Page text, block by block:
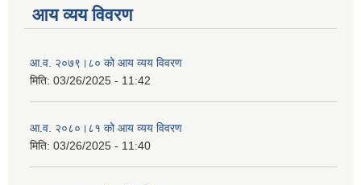
आय व्यय विवरण
आ.व. २०७९।८० को आय व्यय विवरण
मिति: 03/26/2025 - 11:42
आ.व. २०८०।८१ को आय व्यय विवरण
मिति: 03/26/2025 - 11:40